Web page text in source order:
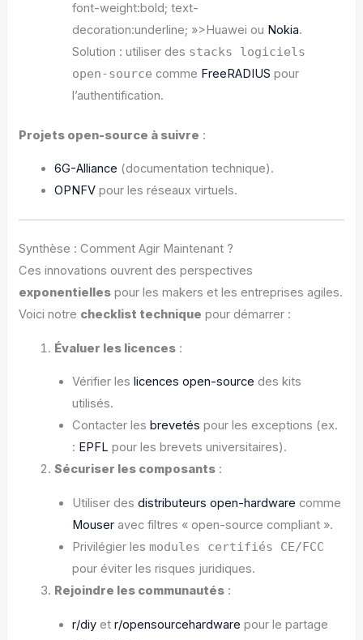
font-weight:bold; text-
decoration:underline; »>Huawei ou Nokia.
Solution : utiliser des stacks logiciels
open-source comme FreeRADIUS pour
l’authentification.
Projets open-source à suivre :
6G-Alliance (documentation technique).
OPNFV pour les réseaux virtuels.
Synthèse : Comment Agir Maintenant ?
Ces innovations ouvrent des perspectives
exponentielles pour les makers et les entreprises agiles.
Voici notre checklist technique pour démarrer :
Évaluer les licences :
Vérifier les licences open-source des kits
utilisés.
Contacter les brevetés pour les exceptions (ex.
: EPFL pour les brevets universitaires).
Sécuriser les composants :
Utiliser desdistributeurs open-hardware comme
Mouser avec filtres « open-source compliant ».
Privilégier lesmodules certifiés CE/FCC
pour éviter les risques juridiques.
Rejoindre les communautés :
r/diy etr/opensourcehardware pour le partage